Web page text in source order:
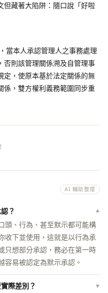
但藏著大陷阱：隨口說「好啦
當本人承認管理人之事務處理
否則該管理關係溯及自管理事
定，使原本基於法定關係的無
係，雙方權利義務範圍同步重
AI 輔助整理
？ ▾
頭、行為、甚至默示都可能構
收下並使用，這就是以行為承
只想部分承認，務必在第一時
容易被認定為默示承認。
際差別？ ▾